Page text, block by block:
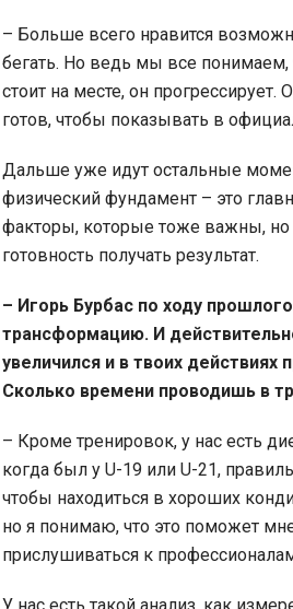
– Больше всего нравится
бегать. Но ведь мы все
стоит на месте, он
готов, чтобы показывать в
Дальше уже идут остальные
физический фундамент – это
факторы, которые тоже важны,
готовность получать результат.
– Игорь Бурбас по ходу
трансформацию. И
увеличился и в твоих действиях
Сколько времени проводишь в
– Кроме тренировок, у нас есть
когда был у U-19 или U-21,
чтобы находиться в хороших
но я понимаю, что это поможет
прислушиваться к